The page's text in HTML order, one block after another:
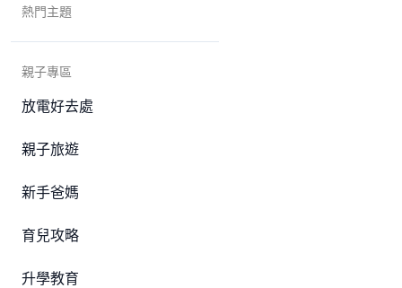
熱門主題
親子專區
放電好去處
親子旅遊
新手爸媽
育兒攻略
升學教育